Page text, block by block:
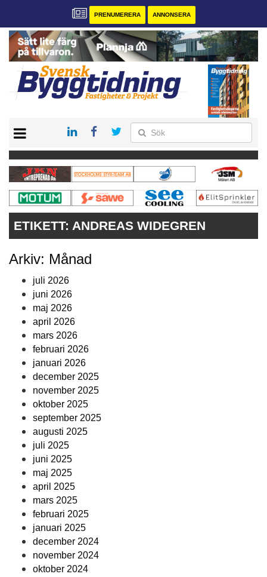
PRENUMERERA ANNONSERA
PRENUMERERA
VÅRA ANDRA MAGASIN
ANNONSERA
KONTAKT
ETIKETT: ANDREAS WIDEGREN
Arkiv: Månad
juli 2026
juni 2026
maj 2026
april 2026
mars 2026
februari 2026
januari 2026
december 2025
november 2025
oktober 2025
september 2025
augusti 2025
juli 2025
juni 2025
maj 2025
april 2025
mars 2025
februari 2025
januari 2025
december 2024
november 2024
oktober 2024